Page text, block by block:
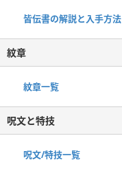
皆伝書の解説と入手方法
紋章
紋章一覧
呪文と特技
呪文/特技一覧